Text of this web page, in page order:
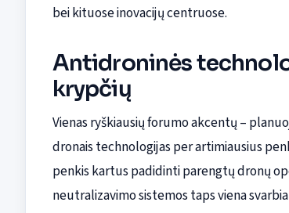
bei kituose inovacijų centruose.
Antidroninės
krypčių
Vienas ryškiausių forumo akcentų –
dronais technologijas per artimiausius
penkis kartus padidinti parengtų dronų
neutralizavimo sistemos taps viena